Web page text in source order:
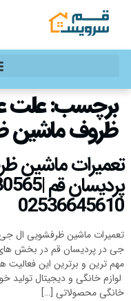
برچسب:علت
ظروف ماشین
تعمیرات ماشین
02536645610
تعمیرات ماشین ظرفشویی ال
جی در پردیسان قم در بخش
مهم ترین و برترین این
لوازم خانگی و دیجیتال
خانگی محصولاتی […]